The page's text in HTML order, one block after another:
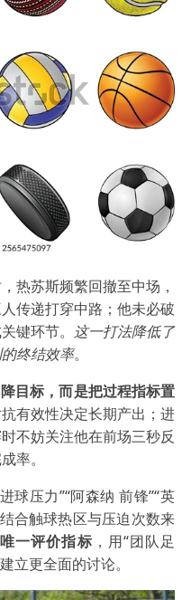
热苏斯频繁回撤至中场，
传递打穿中路；他未必破
键环节。 这一打法降低了
终结效率。
目标，而是把过程指标置
有效性决定长期产出；进
不妨关注他在前场三秒反
率。
球压力”“阿森纳 前锋”“英
合触球热区与压迫次数来
一评价指标 ，用“团队足
立更全面的讨论。